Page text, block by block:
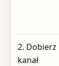
2. Dobierz
kanał